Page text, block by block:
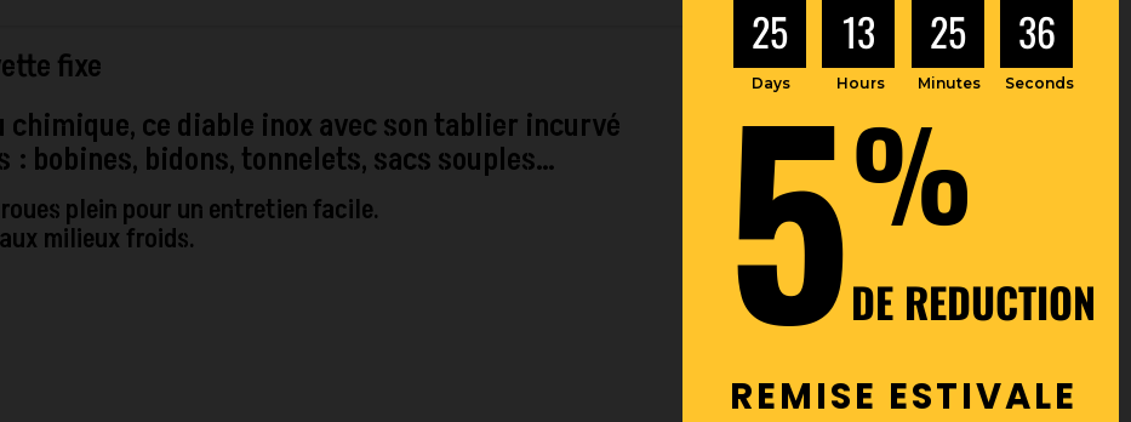
fixe
ce diable inox avec son tablier incurvé
bobines, bidons, tonnelets, sacs souples…
plein pour un entretien facile.
milieux froids. 5%
DE REDUCTION
REMISE ESTIVALE
25 13 25 35
Days Hours Minutes Seconds